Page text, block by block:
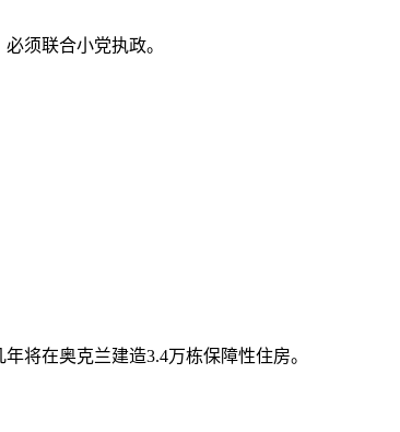
须联合小党执政。
将在奥克兰建造3.4万栋保障性住房。